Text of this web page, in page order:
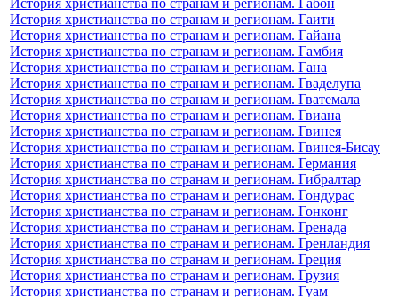
История христианства по странам и регионам. Гаити
История христианства по странам и регионам. Гайана
История христианства по странам и регионам. Гамбия
История христианства по странам и регионам. Гана
История христианства по странам и регионам. Гваделупа
История христианства по странам и регионам. Гватемала
История христианства по странам и регионам. Гвиана
История христианства по странам и регионам. Гвинея
История христианства по странам и регионам. Гвинея-Бисау
История христианства по странам и регионам. Германия
История христианства по странам и регионам. Гибралтар
История христианства по странам и регионам. Гондурас
История христианства по странам и регионам. Гонконг
История христианства по странам и регионам. Гренада
История христианства по странам и регионам. Гренландия
История христианства по странам и регионам. Греция
История христианства по странам и регионам. Грузия
История христианства по странам и регионам. Гуам